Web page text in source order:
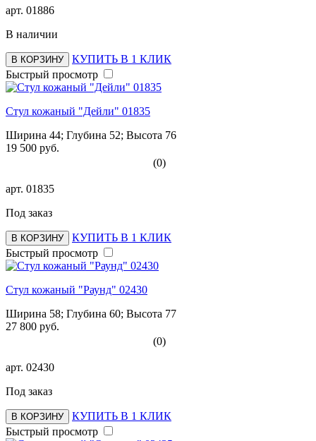
арт. 01886
В наличии
В КОРЗИНУ
КУПИТЬ В 1 КЛИК
Быстрый просмотр
Стул кожаный "Дейли" 01835
Ширина 44; Глубина 52; Высота 76
19 500 руб.
(0)
арт. 01835
Под заказ
В КОРЗИНУ
КУПИТЬ В 1 КЛИК
Быстрый просмотр
Стул кожаный "Раунд" 02430
Ширина 58; Глубина 60; Высота 77
27 800 руб.
(0)
арт. 02430
Под заказ
В КОРЗИНУ
КУПИТЬ В 1 КЛИК
Быстрый просмотр